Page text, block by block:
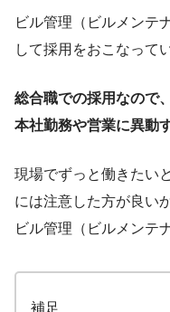
ビル管理（ビルメンテ
して採用をおこなって
総合職での採用なので
本社勤務や営業に異動
現場でずっと働きたい
には注意した方が良い
ビル管理（ビルメンテ
補足